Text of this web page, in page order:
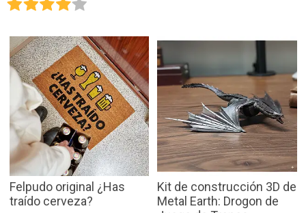
Felpudo original ¿Has
traído cerveza?
Kit de construcción 3D de
Metal Earth: Drogon de